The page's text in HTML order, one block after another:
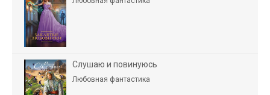
Слушаю и повинуюсь
Любовная фантастика